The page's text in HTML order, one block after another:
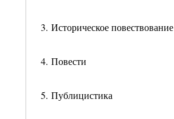
3. Историческое повествование
4. Повести
5. Публицистика